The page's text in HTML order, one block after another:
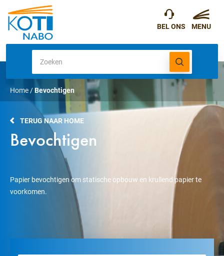
Home /Bevochtigen
TERUG NAAR HOME
Bevochtigen
Papier bevochtigen om statische opbouw en krullend papier te
voorkomen.